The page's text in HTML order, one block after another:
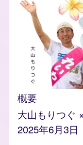
概要
大山もりつぐ
2025年6月3日